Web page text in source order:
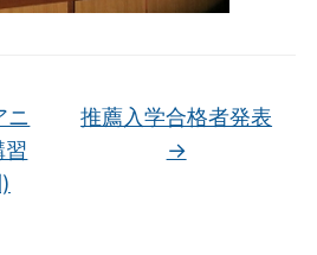
ニ
習
推薦入学合格者発表
→